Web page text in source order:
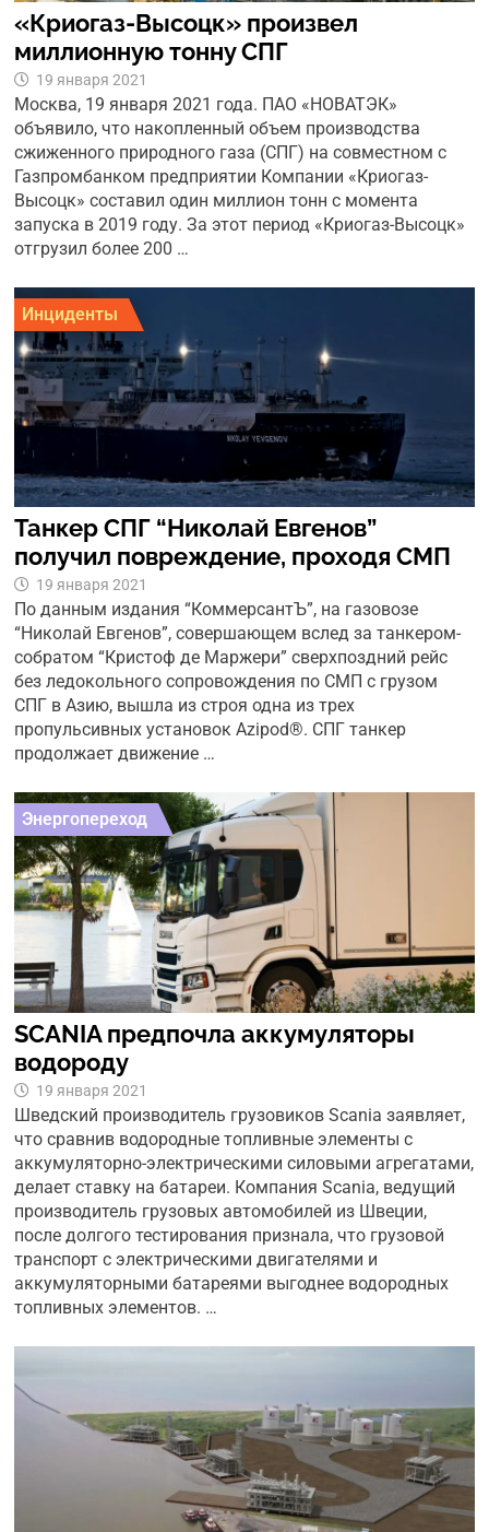
«Криогаз-Высоцк» произвел
миллионную тонну СПГ
19 января 2021
Москва, 19 января 2021 года. ПАО «НОВАТЭК»
объявило, что накопленный объем производства
сжиженного природного газа (СПГ) на совместном с
Газпромбанком предприятии Компании «Криогаз-
Высоцк» составил один миллион тонн с момента
запуска в 2019 году. За этот период «Криогаз-Высоцк»
отгрузил более 200 …
Инциденты
Танкер СПГ “Николай Евгенов”
получил повреждение, проходя СМП
19 января 2021
По данным издания “КоммерсантЪ”, на газовозе
“Николай Евгенов”, совершающем вслед за танкером-
собратом “Кристоф де Маржери” сверхпоздний рейс
без ледокольного сопровождения по СМП с грузом
СПГ в Азию, вышла из строя одна из трех
пропульсивных установок Azipod®. СПГ танкер
продолжает движение …
Энергопереход
SCANIA предпочла аккумуляторы
водороду
19 января 2021
Шведский производитель грузовиков Scania заявляет,
что сравнив водородные топливные элементы с
аккумуляторно-электрическими силовыми агрегатами,
делает ставку на батареи. Компания Scania, ведущий
производитель грузовых автомобилей из Швеции,
после долгого тестирования признала, что грузовой
транспорт с электрическими двигателями и
аккумуляторными батареями выгоднее водородных
топливных элементов. …